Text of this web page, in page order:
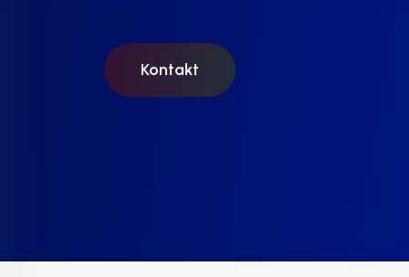
Kontakt
Kontakt
Kontakt